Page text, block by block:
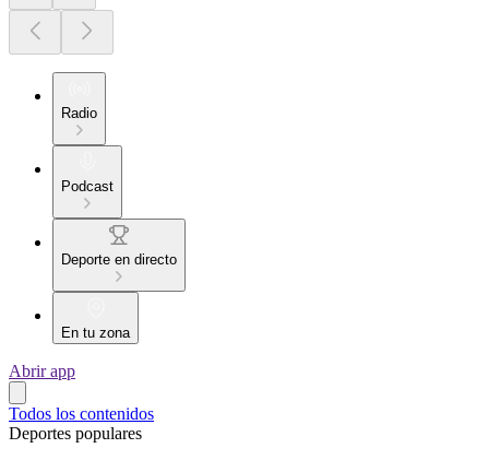
Radio
Podcast
Deporte en directo
En tu zona
Abrir app
Todos los contenidos
Deportes populares